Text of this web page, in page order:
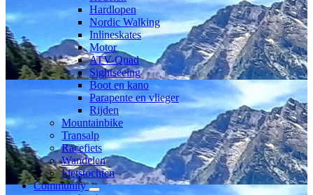
Hardlopen
Nordic Walking
Inlineskates
Motor
ATV-Quad
Sightseeing
Boot en kano
Parapente en vlieger
Rijden
Mountainbike
Transalp
Racefiets
Wandelen
Fietstochten
Community